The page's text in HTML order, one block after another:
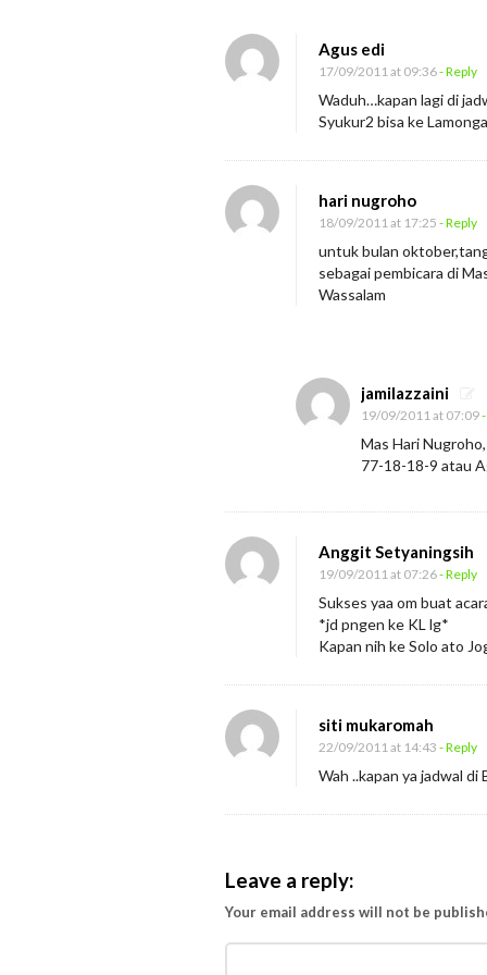
a
d
w
a
J
A
S
e
e
m
r
Agus edi
17/09/2011 at 09:36- Reply
Waduh…kapan lagi di
Syukur2 bisa ke
hari nugroho
18/09/2011 at 17:25 - Reply
untuk bulan
sebagai pembicara di
Wassalam
jamilazzaini
19/09/2011 at 07:09
Mas Hari
77-18-18-9 atau
Anggit Setyaningsih
19/09/2011 at 07:26- Reply
Sukses yaa om buat
*jd pngen ke KL lg*
Kapan nih ke Solo ato
siti mukaromah
22/09/2011 at 14:43 - Reply
Wah ..kapan ya jadwal di
Leave a reply:
Your email address will not be